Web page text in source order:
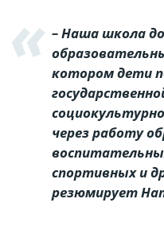
– Наша школа
котором дети
через работу
спортивных и
резюмирует